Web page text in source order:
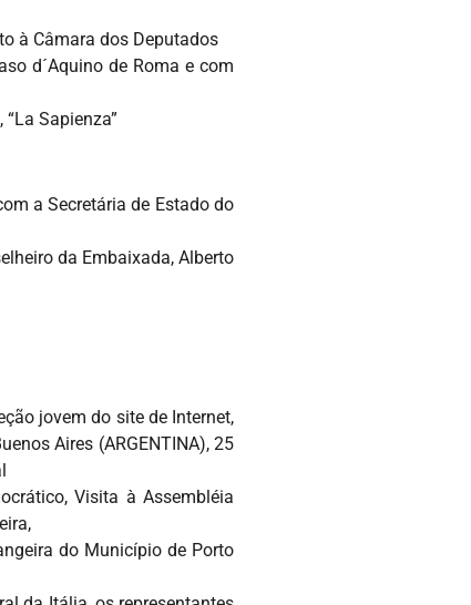
à Câmara dos Deputados
d´Aquino de Roma e com
Sapienza”
a Secretária de Estado do
da Embaixada, Alberto
jovem do site de Internet,
Aires (ARGENTINA), 25
Visita à Assembléia
do Município de Porto